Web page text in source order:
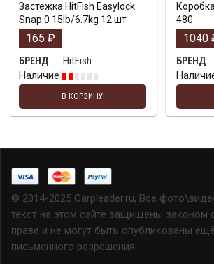
Застежка HitFish Easylock
Snap 0 15lb/6.7kg 12 шт
165 ₽
БРЕНД
HitFish
Наличие
В КОРЗИНУ
480
1040
БРЕНД
© 2014-2025 Carpleader.ru, Все
текст на этом сайте защищены законом
праве и не могут быть опубликованы
письменного разрешения.